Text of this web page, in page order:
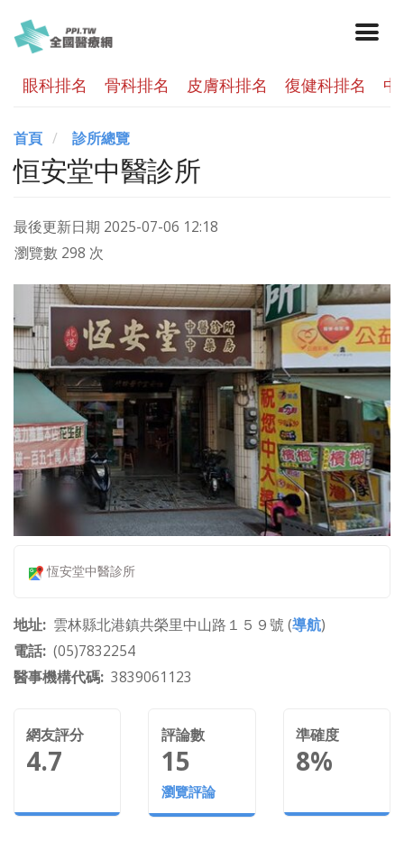
眼科排名 骨科排名 皮膚科排名 復健科排名
首頁 診所總覽
恒安堂中醫診所
最後更新日期 2025-07-06 12:18
瀏覽數 298 次
恆安堂中醫診所
地址 雲林縣北港鎮共榮里中山路１５９號 (導航)
電話 (05)7832254
醫事機構代碼 3839061123
網友評分
4.7
評論數
15
瀏覽評論
準確度
8%